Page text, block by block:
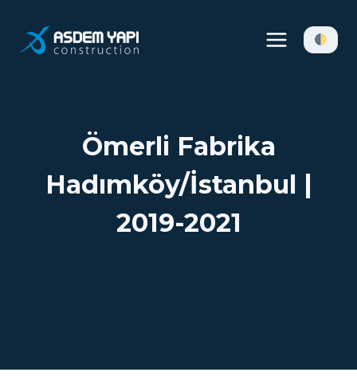
content
Ömerli Fabrika
Hadımköy/İstanbul |
2019-2021